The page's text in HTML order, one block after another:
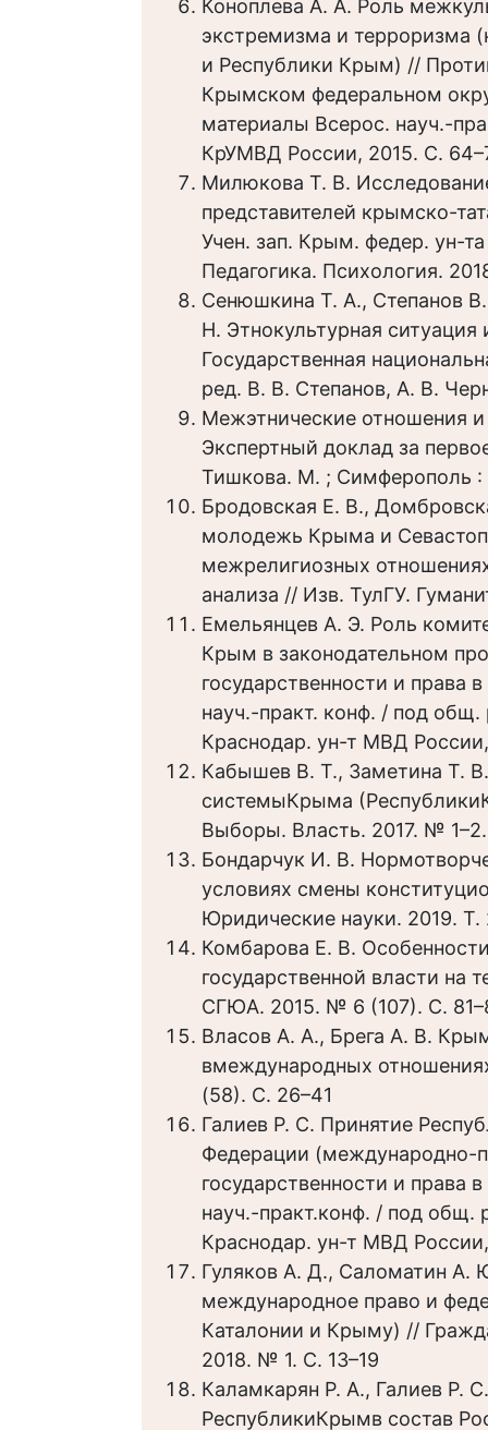
Коноплева А. А. Роль
экстремизма и терроризма
и Республики Крым) //
Крымском федеральном
материалы Всерос. науч.-
КрУМВД России, 2015. С.
Милюкова Т. В.
представителей крымско-
Учен. зап. Крым. федер. ун-
Педагогика. Психология.
Сенюшкина Т. А., Степанов
Н. Этнокультурная
Государственная
ред. В. В. Степанов, А. В.
Межэтнические отношения
Экспертный доклад за
Тишкова. М. ; Симферополь :
Бродовская Е. В.,
молодежь Крыма и
межрелигиозных
анализа // Изв. ТулГУ.
Емельянцев А. Э. Роль
Крым в законодательном
государственности и права
науч.-практ. конф. / под
Краснодар. ун-т МВД
Кабышев В. Т., Заметина Т.
системыКрыма
Выборы. Власть. 2017. №
Бондарчук И. В.
условиях смены
Юридические науки. 2019.
Комбарова Е. В.
государственной власти на
СГЮА. 2015. № 6 (107). С.
Власов А. А., Брега А. В.
вмеждународных
(58). С. 26–41
Галиев Р. С. Принятие
Федерации (международно-
государственности и права
науч.-практ.конф. / под общ.
Краснодар. ун-т МВД
Гуляков А. Д., Саломатин А.
международное право и
Каталонии и Крыму) //
2018. № 1. С. 13–19
Каламкарян Р. А., Галиев Р.
РеспубликиКрымв состав